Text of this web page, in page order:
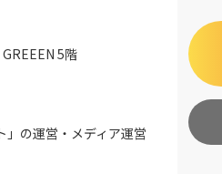
5階
の運営・メディア運営